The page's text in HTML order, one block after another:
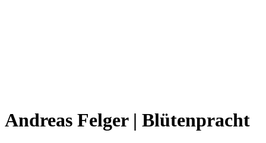
Andreas Felger | Blütenpracht